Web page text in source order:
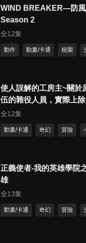
24分鐘
第21集 芥子這
第22集 野干兄
WIND BREAKER—防
Season 2
全12集
動作 動畫/卡通 校園
使人誤解的工房主~關於
伍的雜役人員，實際上
力外全是SSS的故事~
全12集
動畫/卡通 奇幻 冒險
正義使者-我的英雄學院
雄
全13集
動畫/卡通 奇幻 冒險